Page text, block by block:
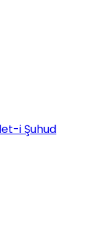
i Şuhud